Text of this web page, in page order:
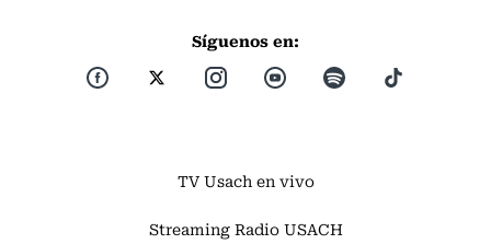
Síguenos en:
TV Usach en vivo
Streaming Radio USACH